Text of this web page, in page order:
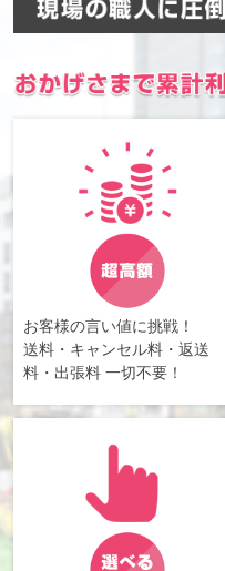
お客様の言い値に挑戦！
送料・キャンセル料・返送
料・出張料 一切不要！